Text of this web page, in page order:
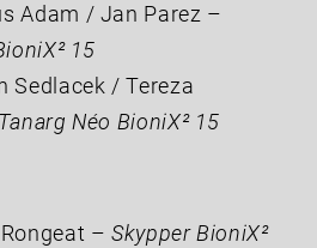
Adam / Jan Parez –
15
Sedlacek / Tereza
Tanarg Néo BioniX² 15
–Skypper BioniX²